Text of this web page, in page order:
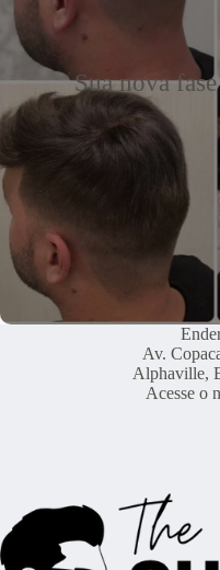
Sua nova
Av.
Alphaville,
Acesse o